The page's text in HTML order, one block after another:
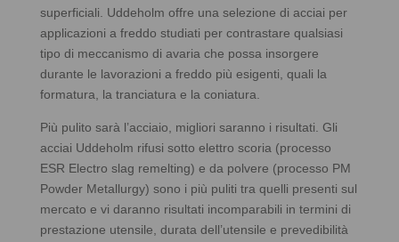
superficiali. Uddeholm offre una selezione di acciai per
applicazioni a freddo studiati per contrastare qualsiasi
tipo di meccanismo di avaria che possa insorgere
durante le lavorazioni a freddo più esigenti, quali la
formatura, la tranciatura e la coniatura.
Più pulito sarà l’acciaio, migliori saranno i risultati. Gli
acciai Uddeholm rifusi sotto elettro scoria (processo
ESR Electro slag remelting) e da polvere (processo PM
Powder Metallurgy) sono i più puliti tra quelli presenti sul
mercato e vi daranno risultati incomparabili in termini di
prestazione utensile, durata dell’utensile e prevedibilità